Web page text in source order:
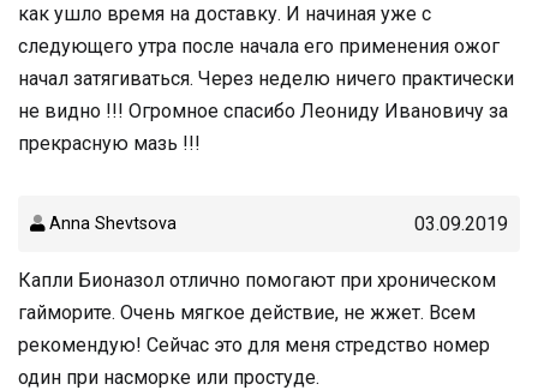
как ушло время на доставку. И начиная уже с
следующего утра после начала его применения ожог
начал затягиваться. Через неделю ничего практически
не видно !!! Огромное спасибо Леониду Ивановичу за
прекрасную мазь !!!
Anna Shevtsova 03.09.2019
Капли Бионазол отлично помогают при хроническом
гайморите. Очень мягкое действие, не жжет. Всем
рекомендую! Сейчас это для меня стредство номер
один при насморке или простуде.